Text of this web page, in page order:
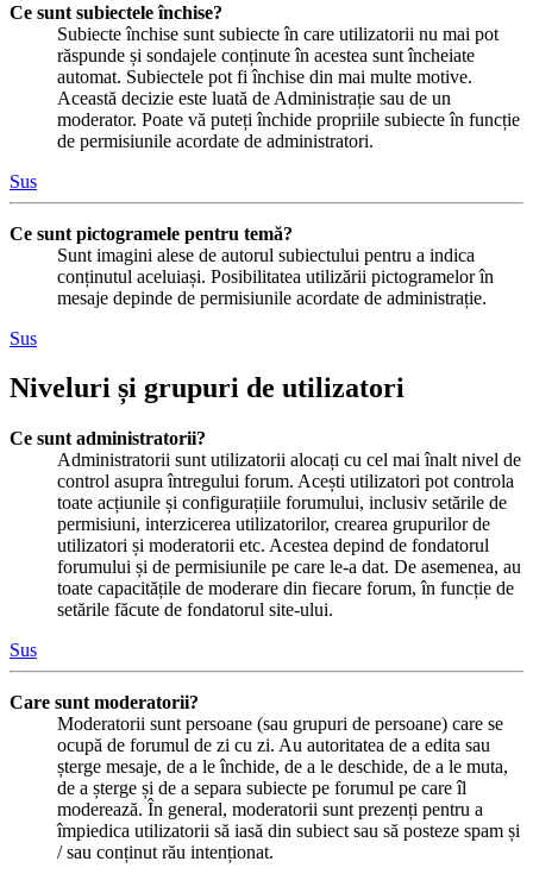
Ce sunt subiectele închise?
Subiecte închise sunt subiecte în care utilizatorii nu mai pot
răspunde și sondajele conținute în acestea sunt încheiate
automat. Subiectele pot fi închise din mai multe motive.
Această decizie este luată de Administrație sau de un
moderator. Poate vă puteți închide propriile subiecte în funcție
de permisiunile acordate de administratori.
Sus
Ce sunt pictogramele pentru temă?
Sunt imagini alese de autorul subiectului pentru a indica
conținutul aceluiași. Posibilitatea utilizării pictogramelor în
mesaje depinde de permisiunile acordate de administrație.
Sus
Niveluri și grupuri de utilizatori
Ce sunt administratorii?
Administratorii sunt utilizatorii alocați cu cel mai înalt nivel de
control asupra întregului forum. Acești utilizatori pot controla
toate acțiunile și configurațiile forumului, inclusiv setările de
permisiuni, interzicerea utilizatorilor, crearea grupurilor de
utilizatori și moderatorii etc. Acestea depind de fondatorul
forumului și de permisiunile pe care le-a dat. De asemenea, au
toate capacitățile de moderare din fiecare forum, în funcție de
setările făcute de fondatorul site-ului.
Sus
Care sunt moderatorii?
Moderatorii sunt persoane (sau grupuri de persoane) care se
ocupă de forumul de zi cu zi. Au autoritatea de a edita sau
șterge mesaje, de a le închide, de a le deschide, de a le muta,
de a șterge și de a separa subiecte pe forumul pe care îl
moderează. În general, moderatorii sunt prezenți pentru a
împiedica utilizatorii să iasă din subiect sau să posteze spam și
/ sau conținut rău intenționat.